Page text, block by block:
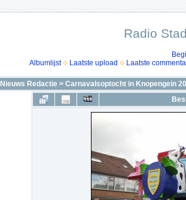
Radio
Albumlijst
Laatste upload Laatste
Nieuws Redactie > Carnavalsoptocht in Knopengein